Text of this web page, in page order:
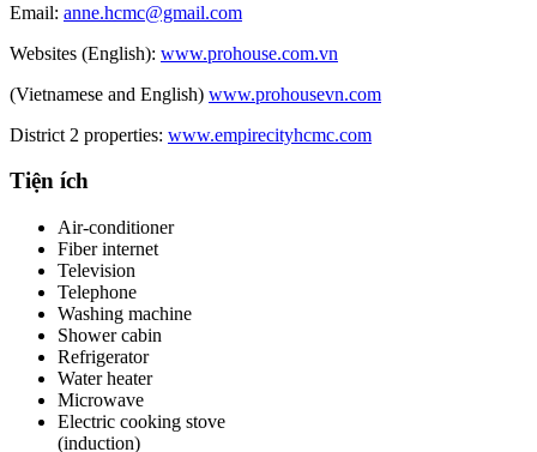
Email: anne.hcmc@gmail.com
Websites (English): www.prohouse.com.vn
(Vietnamese and English) www.prohousevn.com
District 2 properties: www.empirecityhcmc.com
Tiện ích
Air-conditioner
Fiber internet
Television
Telephone
Washing machine
Shower cabin
Refrigerator
Water heater
Microwave
Electric cooking stove
(induction)